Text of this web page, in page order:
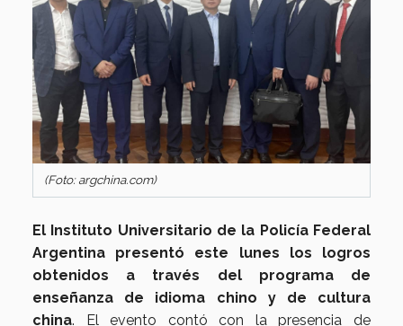
(Foto: argchina.com)
El Instituto Universitario de la Policía Federal
Argentina presentó este lunes los logros
obtenidos a través del programa de
enseñanza de idioma chino y de cultura
china. El evento contó con la presencia de